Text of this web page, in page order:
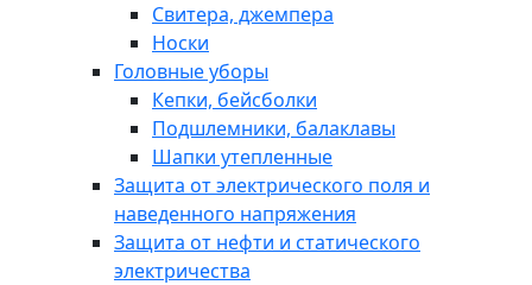
Свитера, джемпера
Носки
Головные уборы
Кепки, бейсболки
Подшлемники, балаклавы
Шапки утепленные
Защита от электрического поля и
наведенного напряжения
Защита от нефти и статического
электричества